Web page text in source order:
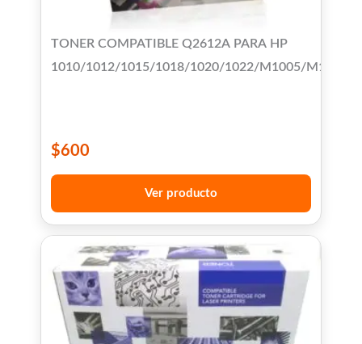
TONER COMPATIBLE Q2612A PARA HP
1010/1012/1015/1018/1020/1022/M1005/
$600
Ver producto